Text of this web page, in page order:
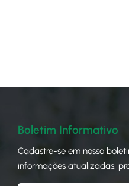
Boletim Informativo
Cadastre-se em nosso
informações atualizadas,